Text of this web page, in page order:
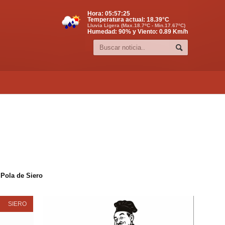
Hora: 05:57:26
Temperatura actual: 18.39°C
Lluvia Ligera (Max.18.7ºC - Min.17.67ºC)
Humedad: 90% y Viento: 0.89 Km/h
de Siero
SIERO